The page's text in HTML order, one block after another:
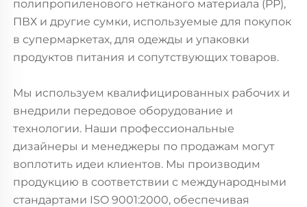
полипропиленового нетканого материала (PP),
ПВХ и другие сумки, используемые для покупок
в супермаркетах, для одежды и упаковки
продуктов питания и сопутствующих товаров.
Мы используем квалифицированных рабочих и
внедрили передовое оборудование и
технологии. Наши профессиональные
дизайнеры и менеджеры по продажам могут
воплотить идеи клиентов. Мы производим
продукцию в соответствии с международными
стандартами ISO 9001:2000, обеспечивая